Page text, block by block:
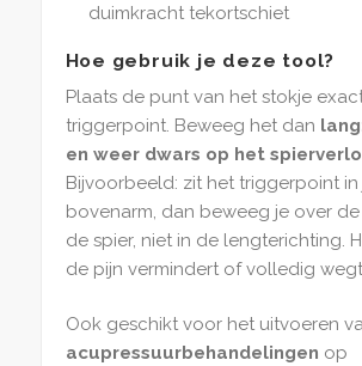
duimkracht tekortschiet
Hoe gebruik je deze tool?
Plaats de punt van het stokje
triggerpoint. Beweeg het dan
en weer dwars op het
Bijvoorbeeld: zit het triggerpoint in
bovenarm, dan beweeg je over
de spier, niet in de lengterichting.
de pijn vermindert of volledig
Ook geschikt voor het uitvoeren
acupressuurbehandelingen op